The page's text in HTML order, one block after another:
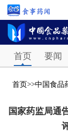
首页 要闻
首页>>中国食品
国家药监局通